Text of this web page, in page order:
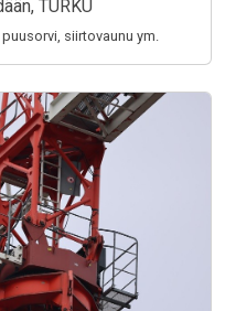
TURKU
siirtovaunu ym.